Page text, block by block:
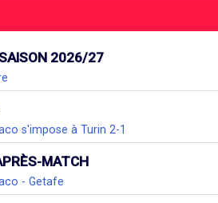
2026/27
s'impose à Turin 2-1
MATCH
- Getafe